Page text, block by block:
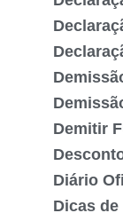
Demitir
Diário
Dicas